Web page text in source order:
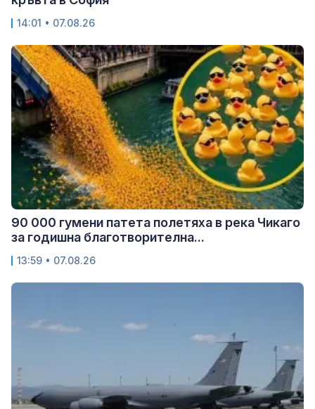
14:01 • 07.08.26
90 000 гумени патета полетяха в река Чикаго
за годишна благотворителна...
13:59 • 07.08.26